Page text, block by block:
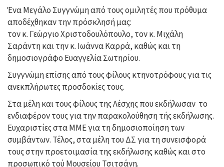
Ένα Μεγάλο Συγγνώμη από τους ομιλητές που πρόθυμα
αποδέχθηκαν την πρόσκλησή μας:
τον κ. Γεώργιο Χριστοδουλόπουλο, τον κ. Μιχάλη
Σαράντη και την κ. Ιωάννα Καρρά, καθώς και τη
δημοσιογράφο Ευαγγελία Σωτηρίου.
Συγγνώμη επίσης από τους φίλους κτηνοτρόφους για τις
ανεκπλήρωτες προσδοκίες τους.
Στα μέλη και τους φίλους της Λέσχης που εκδήλωσαν το
ενδιαφέρον τους για την παρακολούθηση τής εκδήλωσης.
Ευχαριστίες στα ΜΜΕ για τη δημοσιοποίηση των
συμβάντων. Τέλος, στα μέλη του ΔΣ για τη συνεισφορά
τους στην προετοιμασία της εκδήλωσης καθώς και στο
προσωπικό τού Μουσείου Τσιτσάνη.